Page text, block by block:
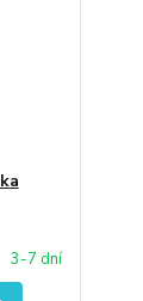
3-7 dní